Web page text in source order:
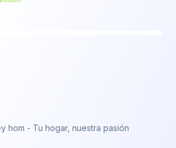
hom - Tu hogar, nuestra pasión